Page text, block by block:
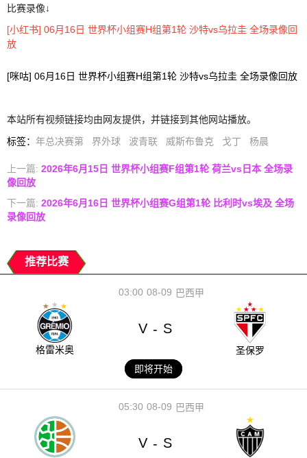
比赛录像↓
[小红书] 06月16日 世界杯小组赛H组第1轮 沙特vs乌拉圭 全场录像回
放
[咪咕] 06月16日 世界杯小组赛H组第1轮 沙特vs乌拉圭 全场录像回放
本站所有视频链接均由网友提供，并链接到其他网站播放。
标签： 年总决赛第 界外球 波青联 威斯布鲁克 戈丁 杨晨
上一篇: 2026年6月15日 世界杯小组赛F组第1轮 荷兰vs日本 全场录
像回放
下一篇: 2026年6月16日 世界杯小组赛G组第1轮 比利时vs埃及 全场
录像回放
推荐比赛
08-09
03:00 巴西甲
格雷米奥
V - S
圣保罗
即将开始
08-09
05:30 巴西甲
V - S